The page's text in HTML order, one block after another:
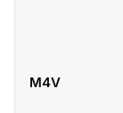
M4V